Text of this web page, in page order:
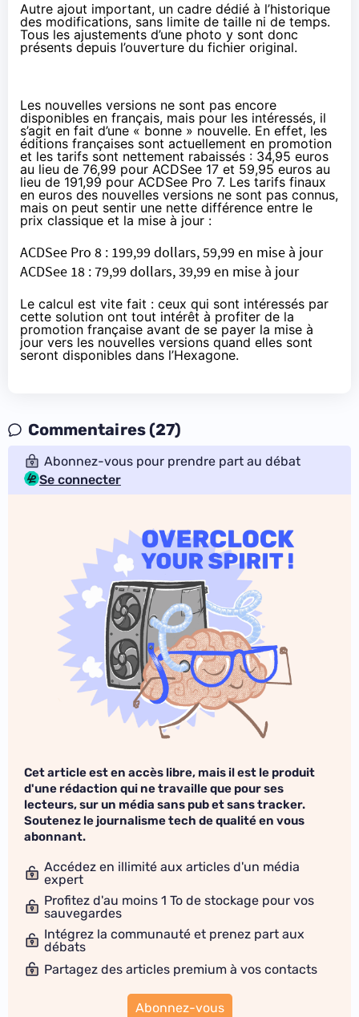
Autre ajout important, un cadre dédié à l’historique
des modifications, sans limite de taille ni de temps.
Tous les ajustements d’une photo y sont donc
présents depuis l’ouverture du fichier original.
Les nouvelles versions ne sont pas encore
disponibles en français, mais pour les intéressés, il
s’agit en fait d’une « bonne » nouvelle. En effet, les
éditions françaises sont actuellement en promotion
et les tarifs sont nettement rabaissés : 34,95 euros
au lieu de 76,99 pour ACDSee 17 et 59,95 euros au
lieu de 191,99 pour ACDSee Pro 7. Les tarifs finaux
en euros des nouvelles versions ne sont pas connus,
mais on peut sentir une nette différence entre le
prix classique et la mise à jour :
ACDSee Pro 8 : 199,99 dollars, 59,99 en mise à jour
ACDSee 18 : 79,99 dollars, 39,99 en mise à jour
Le calcul est vite fait : ceux qui sont intéressés par
cette solution ont tout intérêt à profiter de la
promotion française avant de se payer la mise à
jour vers les nouvelles versions quand elles sont
seront disponibles dans l’Hexagone.
Commentaires (27)
Abonnez-vous pour prendre part au débat
Se connecter
Cet article est en accès libre, mais il est le produit
d'une rédaction qui ne travaille que pour ses
lecteurs, sur un média sans pub et sans tracker.
Soutenez le journalisme tech de qualité en vous
abonnant.
Accédez en illimité aux articles d'un média
expert
Profitez d'au moins 1 To de stockage pour vos
sauvegardes
Intégrez la communauté et prenez part aux
débats
Partagez des articles premium à vos contacts
Abonnez-vous